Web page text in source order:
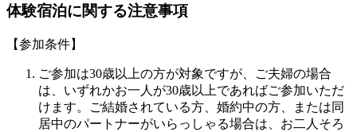
体験宿泊に関する注意事項
【参加条件】
ご参加は30歳以上の方が対象ですが、ご夫婦の場合
は、いずれかお一人が30歳以上であればご参加いただ
けます。ご結婚されている方、婚約中の方、または同
居中のパートナーがいらっしゃる場合は、お二人そろ